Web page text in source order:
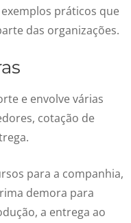
práticos que
das organizações.
e envolve várias
cotação de
para a companhia,
demora para
a entrega ao